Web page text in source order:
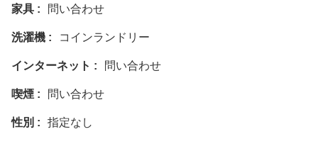
家具 問い合わせ
洗濯機 コインランドリー
インターネット 問い合わせ
喫煙 問い合わせ
性別 指定なし